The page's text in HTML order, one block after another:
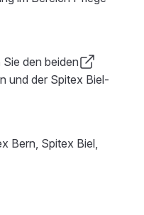
den beiden
und der Spitex Biel-
Bern, Spitex Biel,